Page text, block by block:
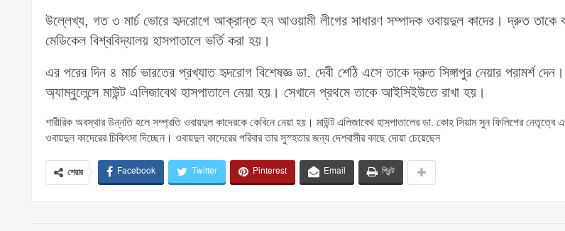
উল্লেখ্য, গত ৩ মার্চ ভোরে হৃদরোগে আক্রান্ত হন আওয়ামী লীগের সাধারণ সম্পাদক ওবায়দুল কাদের। দ্রুত তাকে
মেডিকেল বিশ্ববিদ্যালয় হাসপাতালে ভর্তি করা হয়।
এর পরের দিন ৪ মার্চ ভারতের প্রখ্যাত হৃদরোগ বিশেষজ্ঞ ডা. দেবী শেঠি এসে তাকে দ্রুত সিঙ্গাপুর নেয়ার পরামর্শ
অ্যাম্বুলেন্সে মাউন্ট এলিজাবেথ হাসপাতালে নেয়া হয়। সেখানে প্রথমে তাকে আইসিইউতে রাখা হয়।
শারীরিক অবস্থার উন্নতি হলে সম্প্রতি ওবায়দুল কাদেরকে কেবিনে নেয়া হয়। মাউন্ট এলিজাবেথ হাসপাতালের ডা. কোহ সিয়াম সুন ফিলিপের নেতৃত্বে
ওবায়দুল কাদেরের চিকিৎসা দিচ্ছেন। ওবায়দুল কাদেরের পরিবার তার সুস্হতার জন্য দেশবাসীর কাছে দোয়া চেয়েছেন
শেয়ার Facebook Twitter Pinterest Email প্রিন্ট